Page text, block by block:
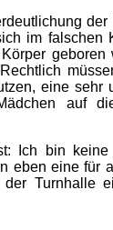
im falschen
geboren
eine sehr
auf
Ich bin keine
eben eine für
der Turnhalle